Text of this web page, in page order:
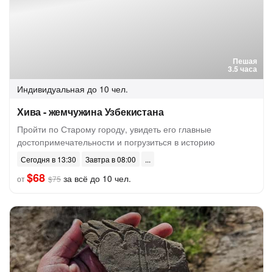
Пешая
3.5 часа
Индивидуальная до 10 чел.
Хива - жемчужина Узбекистана
Пройти по Старому городу, увидеть его главные
достопримечательности и погрузиться в историю
Сегодня в 13:30
Завтра в 08:00
от$68 $75 за всё до 10 чел.